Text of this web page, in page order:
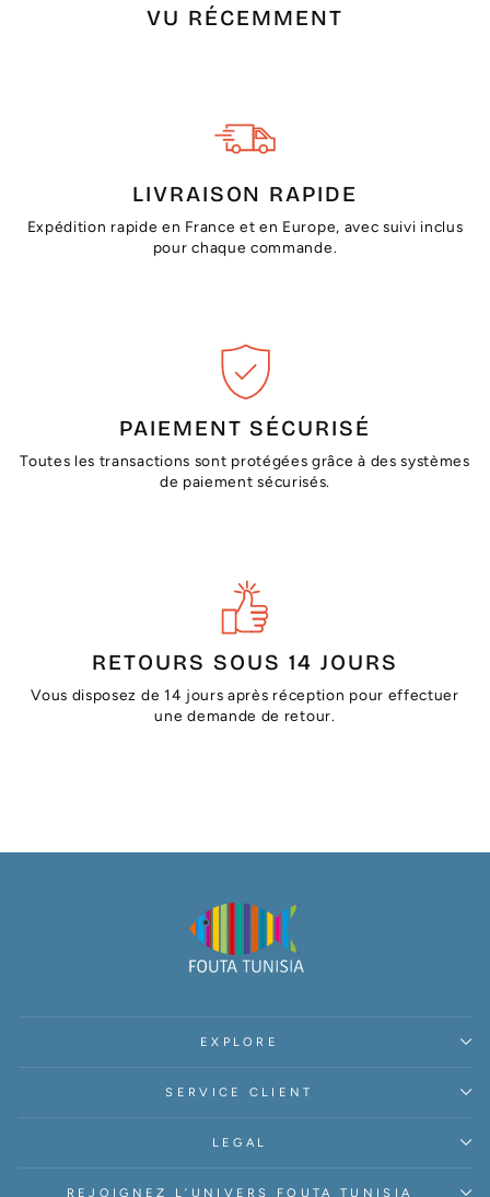
VU RÉCEMMENT
LIVRAISON RAPIDE
Expédition rapide en France et en Europe, avec suivi inclus
pour chaque commande.
PAIEMENT SÉCURISÉ
Toutes les transactions sont protégées grâce à des systèmes
de paiement sécurisés.
RETOURS SOUS 14 JOURS
Vous disposez de 14 jours après réception pour effectuer
une demande de retour.
EXPLORE
SERVICE CLIENT
LEGAL
REJOIGNEZ L’UNIVERS FOUTA TUNISIA